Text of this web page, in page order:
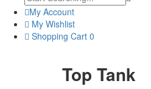
My Account
My Wishlist
Shopping Cart 0
Top Tank